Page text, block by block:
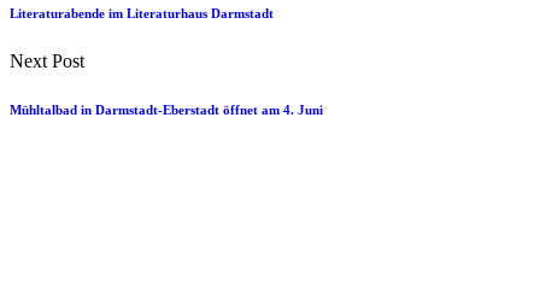
Literaturabende im Literaturhaus Darmstadt
Next Post
Mühltalbad in Darmstadt-Eberstadt öffnet am 4. Juni